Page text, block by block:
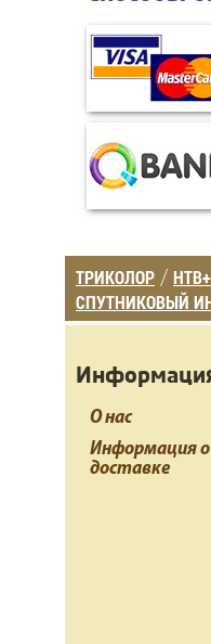
ТРИКОЛОР / НТВ+
СПУТНИКОВЫЙ
О нас
Информация о
доставке